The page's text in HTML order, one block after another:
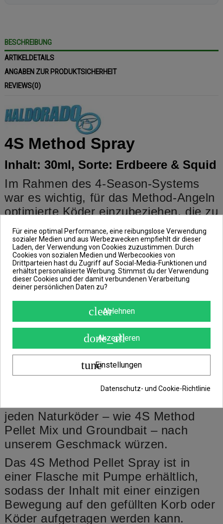
BESCHREIBUNG
ARTIKELDETAILS
ANGABEN ZUR PRODUKTSICHERHEIT
REVIEWS(0)
4S Method Spray
Inhalt: 30ml, Sorte: Erdbeere & Squid
Im Rahmen des 4-Season-Systems
war es wichtig, für das Method-Angeln
optimierte Köder einzubeziehen, die zu
jeder Jahreszeit effektiv eingesetzt
werden können.
Wichtig ist zu erwähnen, dass hier die
Haldorado National-Teamfischer aus
Ungarn, Slowakei sowie Rumänien bei
der Produktion mitgeholfen haben und
mit diesen Ködern die WM 2021 auf
Platz 1, Platz 3 und Platz 4 gewinnen
Sprühdüfte sind beim
Methodenfischen am beliebtesten, da
ihre Verwendung große Abwechslung
jeden Naturköder – wie 4S Method
Pellet Mix und Groundbait – nach
unserem Geschmack würzen.
Das 4S Method Pellet Spray ist in
einer Flasche mit Pumpe erhältlich,
sodass der Inhalt mit einer einzigen
Bewegung auf den gefüllten Korb oder
Köder aufgetragen werden kann.
Für eine optimal Performance, eine reibungslose Verwendung
sozialer Medien und aus Werbezwecken empfiehlt dir dieser
Laden, der Verwendung von Cookies zuzustimmen. Durch
Cookies von sozialen Medien und Werbecookies von
Drittparteien hast du Zugriff auf Social-Media-Funktionen und
erhältst personalisierte Werbung. Stimmst du der Verwendung
dieser Cookies und der damit verbundenen Verarbeitung
deiner persönlichen Daten zu?
clearAblehnen
done_all
Akzeptieren
tuneEinstellungen
Datenschutz- und Cookie-Richtlinie